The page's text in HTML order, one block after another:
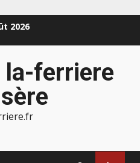
2026
la-ferriere